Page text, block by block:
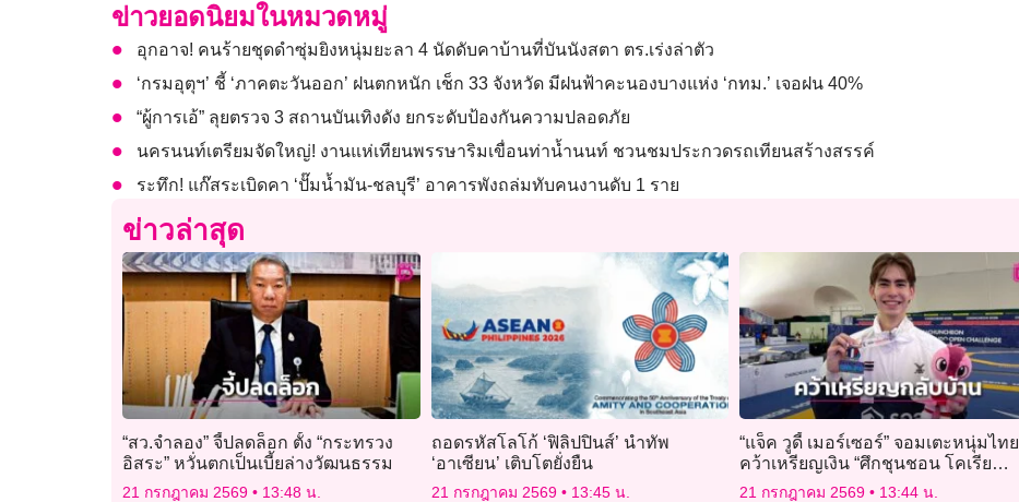
ข่าวยอดนิยมในหมวดหมู่
อุกอาจ! คนร้ายชุดดำซุ่มยิงหนุ่มยะลา 4 นัดดับคาบ้านที่บันนังสตา ตร.เร่งล่าตัว
‘กรมอุตุฯ’ ชี้ ‘ภาคตะวันออก’ ฝนตกหนัก เช็ก 33 จังหวัด มีฝนฟ้าคะนองบางแห่ง ‘กทม.’ เจอฝน 40%
“ผู้การเอ้” ลุยตรวจ 3 สถานบันเทิงดัง ยกระดับป้องกันความปลอดภัย
นครนนท์เตรียมจัดใหญ่! งานแห่เทียนพรรษาริมเขื่อนท่าน้ำนนท์ ชวนชมประกวดรถเทียนสร้างสรรค์
ระทึก! แก๊สระเบิดคา ‘ปั๊มน้ำมัน-ชลบุรี’ อาคารพังถล่มทับคนงานดับ 1 ราย
ข่าวล่าสุด
“สว.จำลอง” จี้ปลดล็อก ตั้ง “กระทรวง
อิสระ” หวั่นตกเป็นเบี้ยล่างวัฒนธรรม
21 กรกฎาคม 2569 13:48 น.
ถอดรหัสโลโก้ ‘ฟิลิปปินส์’ นำทัพ
‘อาเซียน’ เติบโตยั่งยืน
21 กรกฎาคม 2569 13:45 น.
“แจ็ค วูดี้ เมอร์เซอร์” จอมเตะหนุ่มไทย
คว้าเหรียญเงิน “ศึกชุนชอน โคเรีย
โอเพ่น 2026”
21 กรกฎาคม 2569 13:44 น.